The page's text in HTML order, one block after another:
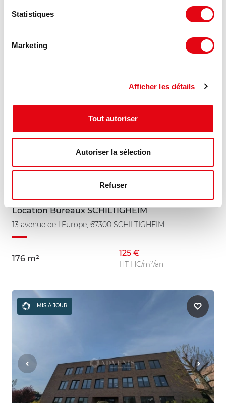
Statistiques
Marketing
Afficher les détails
Tout autoriser
Autoriser la sélection
Refuser
616 m²
Location Bureaux SCHILTIGHEIM
13 avenue de l'Europe, 67300 SCHILTIGHEIM
176 m²
125 €
HT HC/m²/an
MIS À JOUR